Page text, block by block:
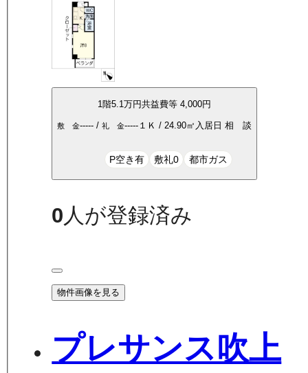
1 階5.1万円共益費等4,000円
敷 金----- /礼 金----- １Ｋ /24.90㎡ 入居日相 談
P空き有 敷礼0 都市ガス
0 人が登録済み
物件画像を見る
プレサンス吹上